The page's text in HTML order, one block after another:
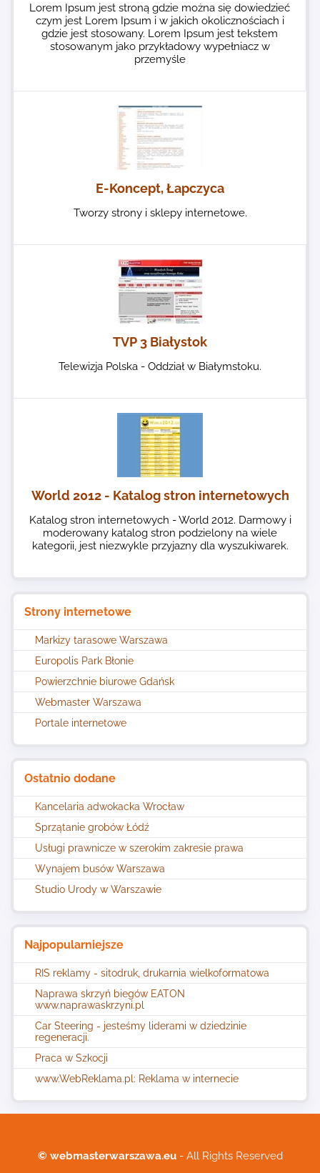
Strony internetowe
Markizy tarasowe Warszawa
Europolis Park Błonie
Powierzchnie biurowe Gdańsk
Webmaster Warszawa
Portale internetowe
Ostatnio dodane
Kancelaria adwokacka Wrocław
Sprzątanie grobów Łódź
Usługi prawnicze w szerokim zakresie prawa
Wynajem busów Warszawa
Studio Urody w Warszawie
Najpopularniejsze
RIS reklamy - sitodruk, drukarnia wielkoformatowa
Naprawa skrzyń biegów EATON
www.naprawaskrzyni.pl
Car Steering - jesteśmy liderami w dziedzinie
regeneracji.
Praca w Szkocji
www.WebReklama.pl: Reklama w internecie
Lorem Ipsum jest stroną gdzie można się dowiedzieć
czym jest Lorem Ipsum i w jakich okolicznościach i
gdzie jest stosowany. Lorem Ipsum jest tekstem
stosowanym jako przykładowy wypełniacz w
przemyśle
E-Koncept, Łapczyca
Tworzy strony i sklepy internetowe.
TVP 3 Białystok
Telewizja Polska - Oddział w Białymstoku.
World 2012 - Katalog stron internetowych
Katalog stron internetowych - World 2012. Darmowy i
moderowany katalog stron podzielony na wiele
kategorii, jest niezwykle przyjazny dla wyszukiwarek.
© webmasterwarszawa.eu- All Rights Reserved